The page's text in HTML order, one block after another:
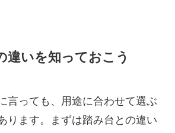
違いを知っておこう
言っても、用途に合わせて選ぶ
ります。まずは踏み台との違い